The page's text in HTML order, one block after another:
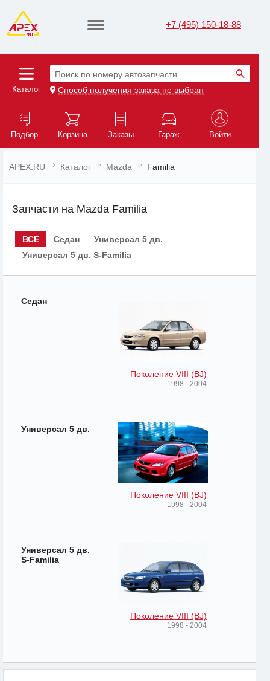
+7 (495) 150-18-88
Каталог
Поиск по номеру автозапчасти
Способ получения заказа не выбран
Подбор Корзина Заказы Гараж Войти
APEX.RU Каталог Mazda Familia
Запчасти на Mazda Familia
ВСЕ Седан
Универсал 5 дв.
Универсал 5 дв. S-Familia
Седан
Поколение VIII (BJ)
1998 - 2004
Универсал 5 дв.
Поколение VIII (BJ)
1998 - 2004
Универсал 5 дв.
S-Familia
Поколение VIII (BJ)
1998 - 2004